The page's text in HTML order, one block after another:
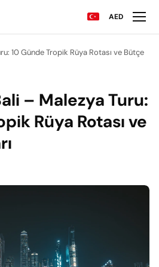
AED
10 Günde Tropik Rüya Rotası ve Bütçe
– Malezya Turu:
Rüya Rotası ve